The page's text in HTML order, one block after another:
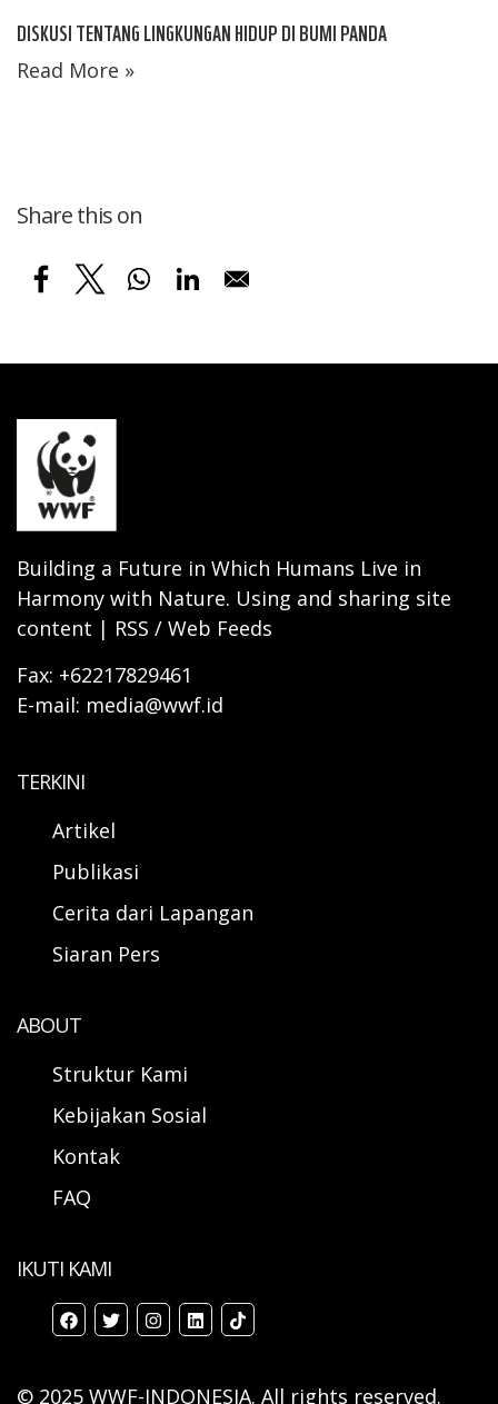
DISKUSI TENTANG LINGKUNGAN HIDUP DI BUMI PANDA
Read More »
Share this on
Building a Future in Which Humans Live in
Harmony with Nature. Using and sharing site
content | RSS / Web Feeds
Fax: +62217829461
E-mail: media@wwf.id
TERKINI
Artikel
Publikasi
Cerita dari Lapangan
Siaran Pers
ABOUT
Struktur Kami
Kebijakan Sosial
Kontak
FAQ
IKUTI KAMI
© 2025 WWF-INDONESIA. All rights reserved.